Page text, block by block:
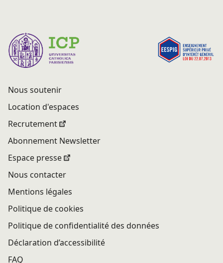
Nous soutenir
Location d'espaces
Recrutement
Abonnement Newsletter
Espace presse
Nous contacter
Mentions légales
Politique de cookies
Politique de confidentialité des données
Déclaration d’accessibilité
FAQ